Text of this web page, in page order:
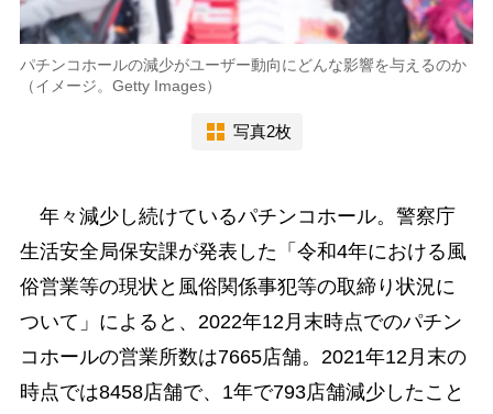
パチンコホールの減少がユーザー動向にどんな影響を与えるのか
（イメージ。Getty Images）
写真2枚
年々減少し続けているパチンコホール。警察庁
生活安全局保安課が発表した「令和4年における風
俗営業等の現状と風俗関係事犯等の取締り状況に
ついて」によると、2022年12月末時点でのパチン
コホールの営業所数は7665店舗。2021年12月末の
時点では8458店舗で、1年で793店舗減少したこと